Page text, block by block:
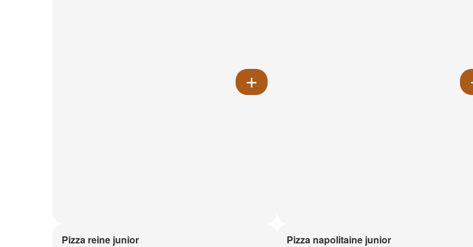
Pizza reine junior Pizza napolitaine junior